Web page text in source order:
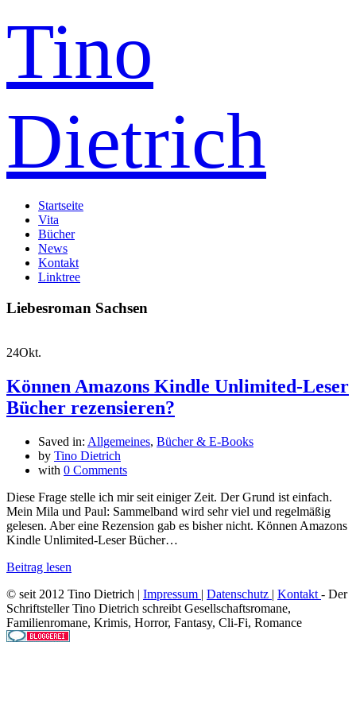
Tino
Dietrich
Startseite
Vita
Bücher
News
Kontakt
Linktree
Liebesroman Sachsen
24Okt.
Können Amazons Kindle Unlimited-Leser
Bücher rezensieren?
Saved in: Allgemeines, Bücher & E-Books
by Tino Dietrich
with 0 Comments
Diese Frage stelle ich mir seit einiger Zeit. Der Grund ist einfach.
Mein Mila und Paul: Sammelband wird sehr viel und regelmäßig
gelesen. Aber eine Rezension gab es bisher nicht. Können Amazons
Kindle Unlimited-Leser Bücher…
Beitrag lesen
© seit 2012 Tino Dietrich | Impressum | Datenschutz | Kontakt - Der
Schriftsteller Tino Dietrich schreibt Gesellschaftsromane,
Familienromane, Krimis, Horror, Fantasy, Cli-Fi, Romance